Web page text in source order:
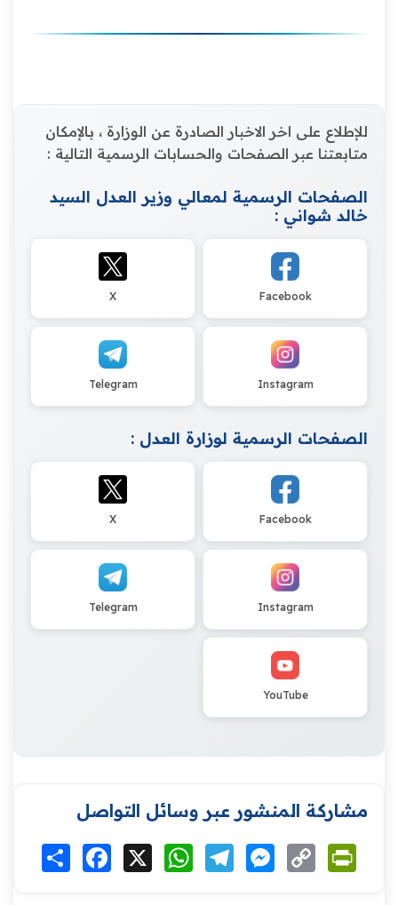
للإطلاع على اخر الاخبار الصادرة عن الوزارة ، بالإمكان
متابعتنا عبر الصفحات والحسابات الرسمية التالية :
الصفحات الرسمية لمعالي وزير العدل السيد
خالد شواني :
Facebook
X
Instagram
Telegram
الصفحات الرسمية لوزارة العدل :
Facebook
X
Instagram
Telegram
YouTube
مشاركة المنشور عبر وسائل التواصل
انشر Facebook WhatsAppTelegramMessenger
Copy
Link